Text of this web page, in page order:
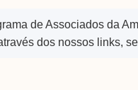
de Associados da
dos nossos links,